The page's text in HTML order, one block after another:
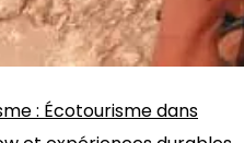
: Écotourisme dans